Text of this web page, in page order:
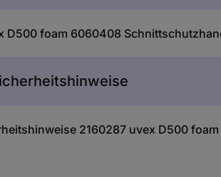
D500 foam 6060408
2160287 uvex D500